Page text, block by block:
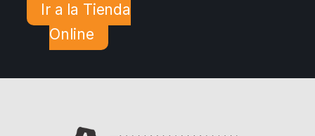
Ir a la Tienda
Online